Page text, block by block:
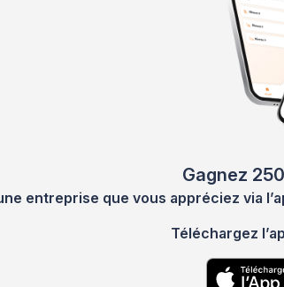
Gagnez
entreprise que vous appréciez via
Téléchargez